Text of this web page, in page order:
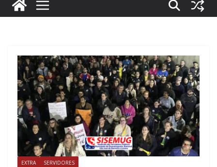
EXTRA SERVIDORES